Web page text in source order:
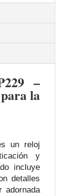
–
la
un reloj
y
incluye
detalles
adornada